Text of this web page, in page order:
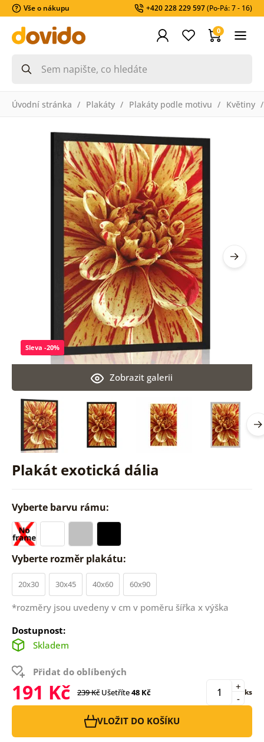
Vše o nákupu +420 228 229 597(Po-Pá: 7 - 16)
0
Úvodní stránka Plakáty Plakáty podle motivu Květiny
Plakát exotická dália
Zobrazit galerii
Sleva -20%
Vyberte barvu rámu:
Vyberte rozměr plakátu:
20x30 30x45 40x60 60x90
*rozměry jsou uvedeny v cm v poměru šířka x výška
Dostupnost:
Skladem
Přidat do oblíbených
191 Kč 239 Kč Ušetříte48 Kč -
+ ks
VLOŽIT DO KOŠÍKU